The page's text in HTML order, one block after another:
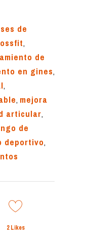
de
,
de
en gines,
,
, mejora
articular,
de
deportivo,
2Likes